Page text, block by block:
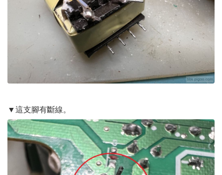
▼這支腳有斷線。